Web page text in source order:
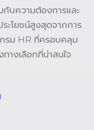
กับความต้องการและ
ะโยชน์สูงสุดจากการ
รม HR ที่ครอบคลุม
างเลือกที่น่าสนใจ